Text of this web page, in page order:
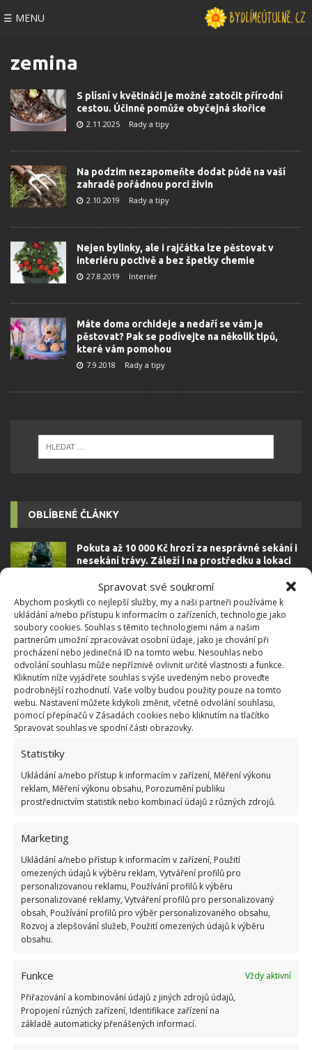
Spravovat své soukromí
Abychom poskytli co nejlepší služby, my a naši partneři používáme k
ukládání a/nebo přístupu k informacím o zařízeních, technologie jako
soubory cookies. Souhlas s těmito technologiemi nám a našim
partnerům umožní zpracovávat osobní údaje, jako je chování při
procházení nebo jedinečná ID na tomto webu. Nesouhlas nebo
odvolání souhlasu může nepříznivě ovlivnit určité vlastnosti a funkce.
Kliknutím níže vyjádřete souhlas s výše uvedeným nebo proveďte
podrobnější rozhodnutí. Vaše volby budou použity pouze na tomto
webu. Nastavení můžete kdykoli změnit, včetně odvolání souhlasu,
pomocí přepínačů v Zásadách cookies nebo kliknutím na tlačítko
Spravovat souhlas ve spodní části obrazovky.
Statistiky
Ukládání a/nebo přístup k informacím v zařízení, Měření výkonu
reklam, Měření výkonu obsahu, Porozumění publiku
prostřednictvím statistik nebo kombinací údajů z různých zdrojů.
Marketing
Ukládání a/nebo přístup k informacím v zařízení, Použití
omezených údajů k výběru reklam, Vytváření profilů pro
personalizovanou reklamu, Používání profilů k výběru
personalizované reklamy, Vytváření profilů pro personalizovaný
obsah, Používání profilů pro výběr personalizovaného obsahu,
Rozvoj a zlepšování služeb, Použití omezených údajů k výběru
obsahu.
Funkce
Vždy aktivní
Přiřazování a kombinování údajů z jiných zdrojů údajů,
Propojení různých zařízení, Identifikace zařízení na
základě automaticky přenášených informací.
☰ MENU
zemina
S plísní v květináči je možné zatočit přírodní
cestou. Účinně pomůže obyčejná skořice
2.11.2025 Rady a tipy
Na podzim nezapomeňte dodat půdě na vaší
zahradě pořádnou porci živin
2.10.2019 Rady a tipy
Nejen bylinky, ale i rajčátka lze pěstovat v
interiéru poctivě a bez špetky chemie
27.8.2019 Interiér
Máte doma orchideje a nedaří se vám je
pěstovat? Pak se podívejte na několik tipů,
které vám pomohou
7.9.2018 Rady a tipy
OBLÍBENÉ ČLÁNKY
Pokuta až 10 000 Kč hrozí za nesprávné sekání i
nesekání trávy. Záleží i na prostředku a lokaci
Kvíz na téma pionýrské tábory za socialismu:
Kdo je zažil, bez problému získá 12 ze 12 bodů
12.5.2026
Test znalostí o každodenní realitě za
komunismu: 10 retro otázek ukáže, kdo má
dobrý přehled
23.6.2026
Retro kvíz o oblíbených autech v dobách
socialismu: Tehdejší řidiči musí získat 10 z 10
bodů
ŽHAVÉ NOVINKY
Pokojové rostliny pro začátečníky, které jsou
nenáročné a něco vydrží